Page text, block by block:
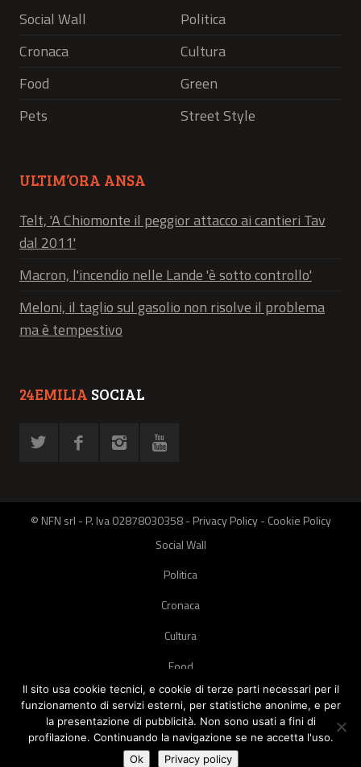
Social Wall
Politica
Cronaca
Cultura
Food
Green
Pets
Street Style
ULTIM’ORA ANSA
Telt, 'A Chiomonte il peggior attacco ai cantieri Tav
dal 2011'
Macron, l'incendio nelle Lande 'è sotto controllo'
Meloni, il taglio sul gasolio non risolve il problema
ma è tempestivo
24EMILIA SOCIAL
© NFN srl - P. Iva 02878030358 -Privacy Policy-Cookie Policy
Social Wall
Politica
Cronaca
Cultura
Food
Green
Pets
Street Style
Il sito usa cookie tecnici, e cookie di terze parti necessari per il
funzionamento di servizi esterni, per statistiche anonime, e per
la presentazione di pubblicità. Non sono usati a fini di
profilazione. Continuando la navigazione se ne accetta l'uso.
Ok
Privacy policy